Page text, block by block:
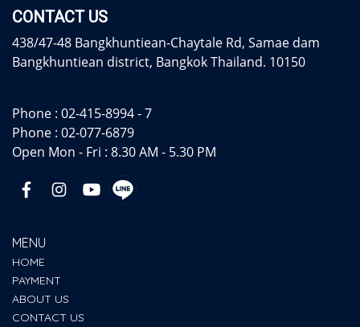
CONTACT US
438/47-48 Bangkhuntiean-Chaytale Rd, Samae dam
Bangkhuntiean district, Bangkok Thailand. 10150
Phone : 02-415-8994 - 7
Phone : 02-077-6879
Open Mon - Fri : 8.30 AM - 5.30 PM
MENU
HOME
PAYMENT
ABOUT US
CONTACT US